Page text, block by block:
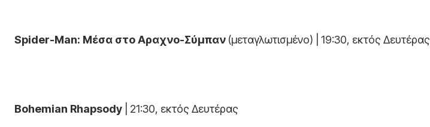
Spider-Man: Μέσα στο Αραχνο-Σύμπαν (μεταγλωτισμένο) | 19:30, εκτός Δευτέρας
Bohemian Rhapsody | 21:30, εκτός Δευτέρας